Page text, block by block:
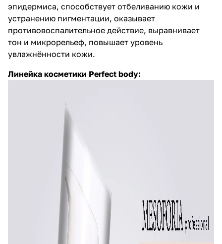
эпидермиса, способствует отбеливанию кожи и
устранению пигментации, оказывает
противовоспалительное действие, выравнивает
тон и микрорельеф, повышает уровень
увлажнённости кожи.
Линейка косметики Perfect body: